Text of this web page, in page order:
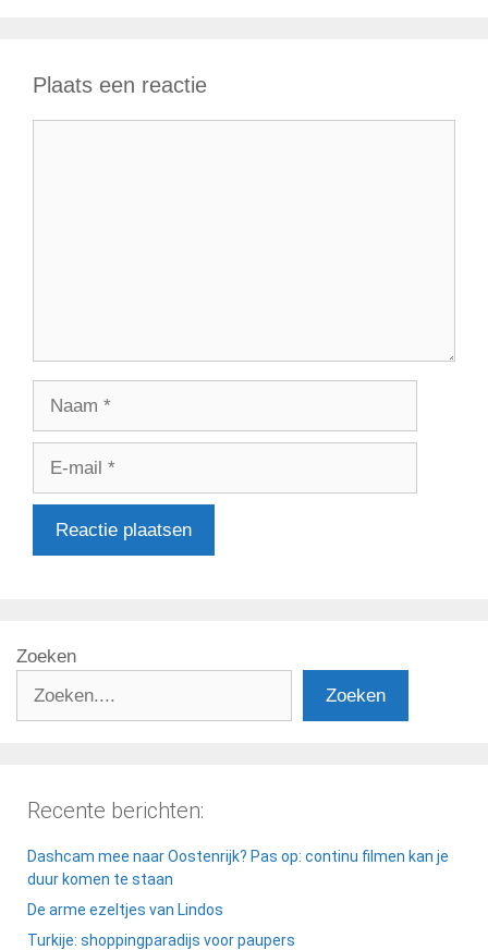
Plaats een reactie
Zoeken
Zoeken
Recente berichten:
Dashcam mee naar Oostenrijk? Pas op: continu filmen kan je
duur komen te staan
De arme ezeltjes van Lindos
Turkije: shoppingparadijs voor paupers